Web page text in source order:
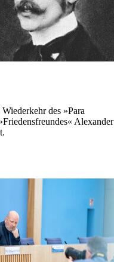
des »Para
Alexander